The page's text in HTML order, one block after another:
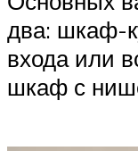
два: шкаф-
входа или
шкаф с